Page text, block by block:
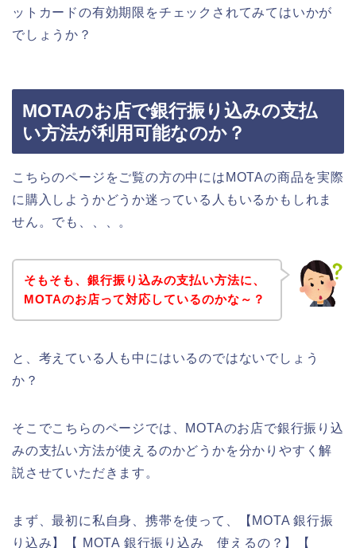
ットカードの有効期限をチェックされてみてはいかが
でしょうか？
MOTAのお店で銀行振り込みの支払
い方法が利用可能なのか？
こちらのページをご覧の方の中にはMOTAの商品を実際
に購入しようかどうか迷っている人もいるかもしれま
せん。でも、、、。
そもそも、銀行振り込みの支払い方法に、
MOTAのお店って対応しているのかな～？
と、考えている人も中にはいるのではないでしょう
か？
そこでこちらのページでは、MOTAのお店で銀行振り込
みの支払い方法が使えるのかどうかを分かりやすく解
説させていただきます。
まず、最初に私自身、携帯を使って、【MOTA 銀行振
り込み】【 MOTA 銀行振り込み 使えるの？】【